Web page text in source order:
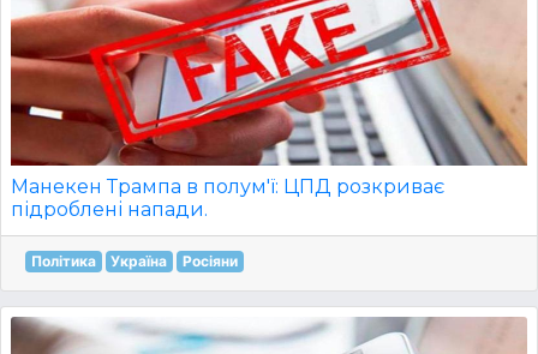
Манекен Трампа в полум'ї: ЦПД розкриває
підроблені напади.
Політика Україна Росіяни